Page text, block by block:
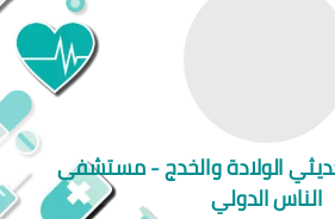
الولادة والخدج - مستشفى
الناس الدولي